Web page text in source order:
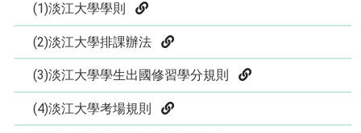
(1)淡江大學學則
(2)淡江大學排課辦法
(3)淡江大學學生出國修習學分規則
(4)淡江大學考場規則